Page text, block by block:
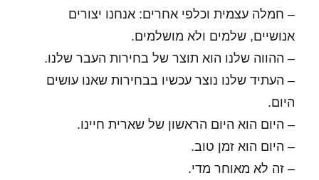
– חמלה עצמית וכלפי אחרים: אנחנו יצורים
אנושיים, שלמים ולא מושלמים.
– ההווה שלנו הוא תוצר של בחירות העבר שלנו.
– העתיד שלנו נוצר עכשיו בבחירות שאנו עושים
היום.
– היום הוא היום הראשון של שארית חיינו.
– היום הוא זמן טוב.
– זה לא מאוחר מדי.